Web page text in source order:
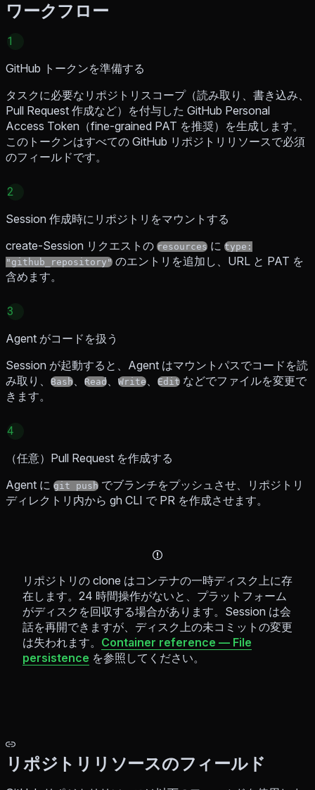
ワークフロー
1
GitHub トークンを準備する
タスクに必要なリポジトリスコープ（読み取り、書き込み、
Pull Request 作成など）を付与した GitHub Personal
Access Token（fine-grained PAT を推奨）を生成します。
このトークンはすべての GitHub リポジトリリソースで必須
のフィールドです。
2
Session 作成時にリポジトリをマウントする
create-Session リクエストの resources に type:
"github_repository" のエントリを追加し、URL と PAT を
含めます。
3
Agent がコードを扱う
Session が起動すると、Agent はマウントパスでコードを読
み取り、
Bash、 Read、 Write、 Edit などでファイルを変更で
きます。
4
（任意）Pull Request を作成する
Agent に git push でブランチをプッシュさせ、リポジトリ
ディレクトリ内から gh CLI で PR を作成させます。
リポジトリの clone はコンテナの一時ディスク上に存
在します。24 時間操作がないと、プラットフォーム
がディスクを回収する場合があります。Session は会
話を再開できますが、ディスク上の未コミットの変更
は失われます。 Container reference — File
persistence を参照してください。
リポジトリリソースのフィールド